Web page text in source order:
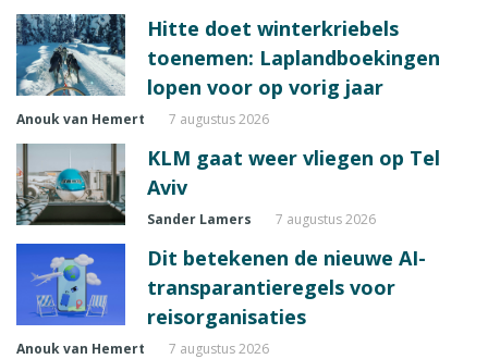
Hitte doet winterkriebels
toenemen: Laplandboekingen
lopen voor op vorig jaar
Anouk van Hemert 7 augustus 2026
KLM gaat weer vliegen op Tel
Aviv
Sander Lamers 7 augustus 2026
Dit betekenen de nieuwe AI-
transparantieregels voor
reisorganisaties
Anouk van Hemert 7 augustus 2026